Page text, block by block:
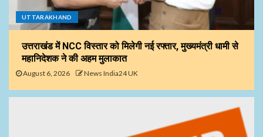
UTTARAKHAND
उत्तराखंड में NCC विस्तार को मिलेगी नई रफ्तार, मुख्यमंत्री धामी से
महानिदेशक ने की अहम मुलाकात
August 6, 2026 News India24 UK